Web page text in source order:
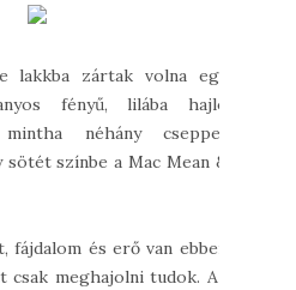
lakkba zártak volna egy
fényű, lilába hajló
néhány cseppet
színbe a Mac Mean &
fájdalom és erő van ebben
csak meghajolni tudok. Az